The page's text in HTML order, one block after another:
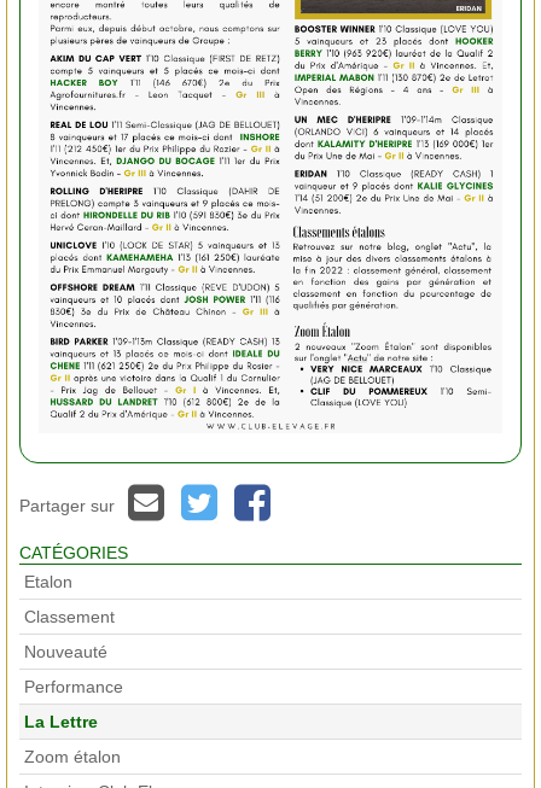
Partager sur
CATÉGORIES
Etalon
Classement
Nouveauté
Performance
La Lettre
Zoom étalon